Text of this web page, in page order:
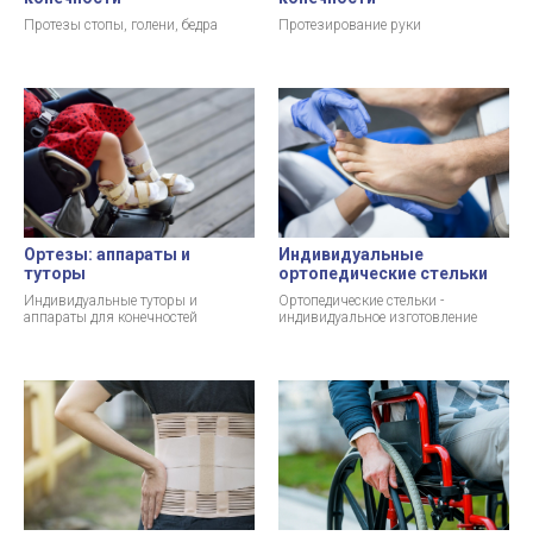
Протезы стопы, голени, бедра Протезирование руки
Ортезы: аппараты и
туторы
Индивидуальные туторы и
аппараты для конечностей
Индивидуальные
ортопедические стельки
Ортопедические стельки -
индивидуальное изготовление